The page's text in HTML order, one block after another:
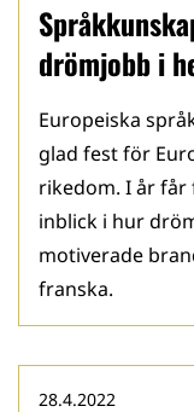
drömjobb i
Europeiska
glad fest för
rikedom. I år
inblick i hur
motiverade
franska.
28.4.2022